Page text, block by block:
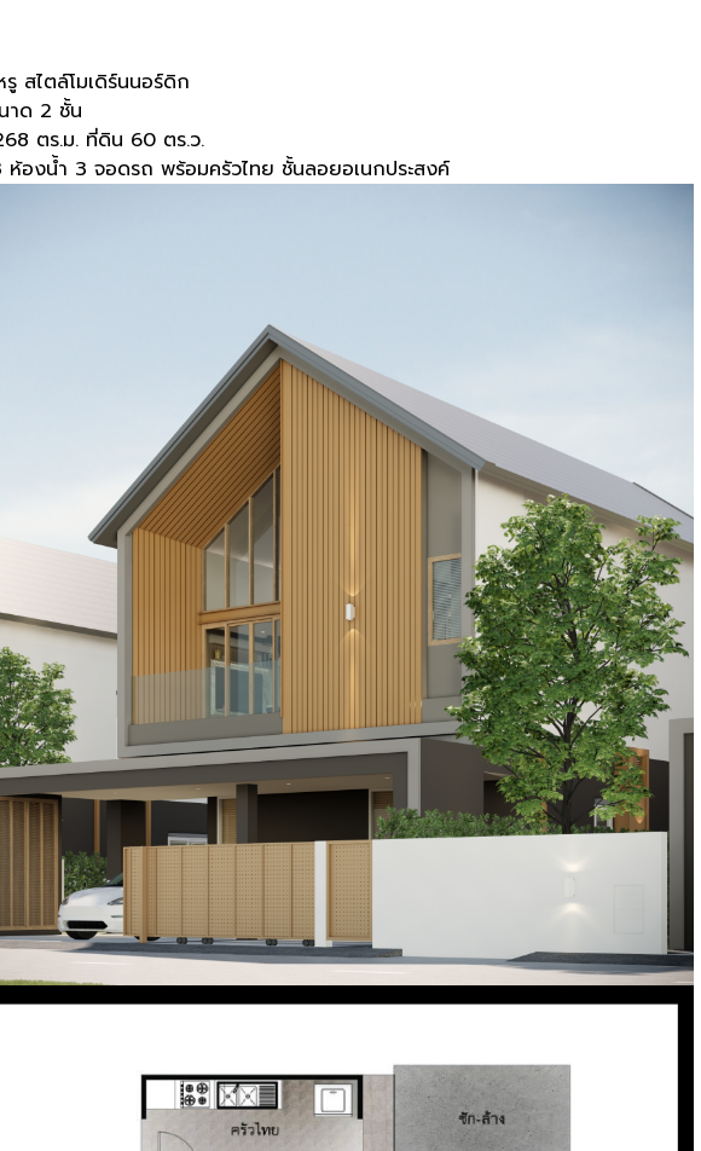
สไตล์โมเดิร์นนอร์ดิก
าด 2 ชั้น
ตร.ม. ที่ดิน 60 ตร.ว.
องน้ำ 3 จอดรถ พร้อมครัวไทย ชั้นลอยอเนกประสงค์